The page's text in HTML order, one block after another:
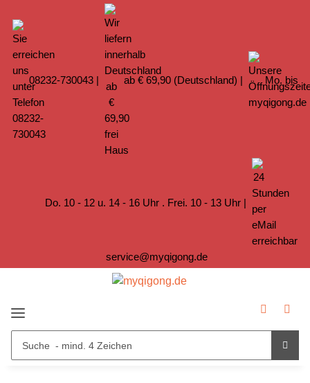
08232-730043| ab € 69,90 (Deutschland) | Mo. bis
Do. 10 - 12 u. 14 - 16 Uhr . Frei. 10 - 13 Uhr |
service@myqigong.de